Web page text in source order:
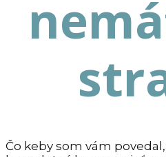
Čo keby som vám